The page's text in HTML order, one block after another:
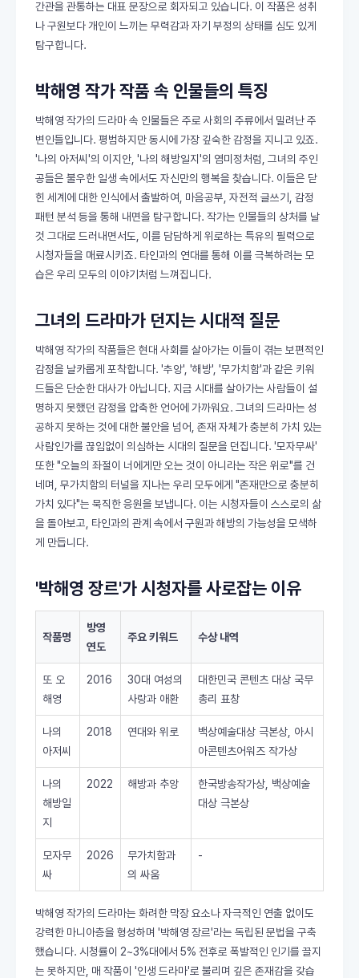
간관을 관통하는 대표 문장으로 회자되고 있습니다. 이 작품은 성취
나 구원보다 개인이 느끼는 무력감과 자기 부정의 상태를 심도 있게
탐구합니다.
박해영 작가 작품 속 인물들의 특징
박해영 작가의 드라마 속 인물들은 주로 사회의 주류에서 밀려난 주
변인들입니다. 평범하지만 동시에 가장 깊숙한 감정을 지니고 있죠.
'나의 아저씨'의 이지안, '나의 해방일지'의 염미정처럼, 그녀의 주인
공들은 불우한 일생 속에서도 자신만의 행복을 찾습니다. 이들은 닫
힌 세계에 대한 인식에서 출발하여, 마음공부, 자전적 글쓰기, 감정
패턴 분석 등을 통해 내면을 탐구합니다. 작가는 인물들의 상처를 날
것 그대로 드러내면서도, 이를 담담하게 위로하는 특유의 필력으로
시청자들을 매료시키죠. 타인과의 연대를 통해 이를 극복하려는 모
습은 우리 모두의 이야기처럼 느껴집니다.
그녀의 드라마가 던지는 시대적 질문
박해영 작가의 작품들은 현대 사회를 살아가는 이들이 겪는 보편적인
감정을 날카롭게 포착합니다. '추앙', '해방', '무가치함'과 같은 키워
드들은 단순한 대사가 아닙니다. 지금 시대를 살아가는 사람들이 설
명하지 못했던 감정을 압축한 언어에 가까워요. 그녀의 드라마는 성
공하지 못하는 것에 대한 불안을 넘어, 존재 자체가 충분히 가치 있는
사람인가를 끊임없이 의심하는 시대의 질문을 던집니다. '모자무싸'
또한 "오늘의 좌절이 너에게만 오는 것이 아니라는 작은 위로"를 건
네며, 무가치함의 터널을 지나는 우리 모두에게 "존재만으로 충분히
가치 있다"는 묵직한 응원을 보냅니다. 이는 시청자들이 스스로의 삶
을 돌아보고, 타인과의 관계 속에서 구원과 해방의 가능성을 모색하
게 만듭니다.
'박해영 장르'가 시청자를 사로잡는 이유
작품명
방영
연도
주요 키워드 수상 내역
또 오
해영
2016
30대 여성의
사랑과 애환
대한민국 콘텐츠 대상 국무
총리 표창
나의
아저씨
2018 연대와 위로
백상예술대상 극본상, 아시
아콘텐츠어워즈 작가상
나의
해방일
지
2022 해방과 추앙
한국방송작가상, 백상예술
대상 극본상
모자무
싸
2026
무가치함과
의 싸움
-
박해영 작가의 드라마는 화려한 막장 요소나 자극적인 연출 없이도
강력한 마니아층을 형성하며 '박해영 장르'라는 독립된 문법을 구축
했습니다. 시청률이 2~3%대에서 5% 전후로 폭발적인 인기를 끌지
는 못하지만, 매 작품이 '인생 드라마'로 불리며 깊은 존재감을 갖습